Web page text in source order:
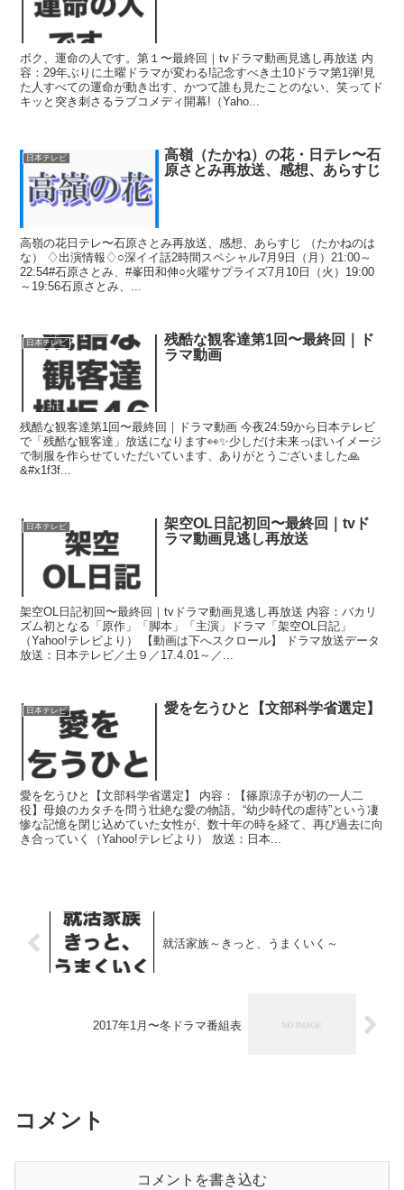
ボク、運命の人です。第１〜最終回｜tvドラマ動画見逃し再放送 内
容：29年ぶりに土曜ドラマが変わる!記念すべき土10ドラマ第1弾!見
た人すべての運命が動き出す、かつて誰も見たことのない、笑ってド
キッと突き刺さるラブコメディ開幕!（Yaho...
日本テレビ
高嶺（たかね）の花・日テレ〜石
原さとみ再放送、感想、あらすじ
高嶺の花日テレ〜石原さとみ再放送、感想、あらすじ （たかねのは
な） ♢出演情報♢○深イイ話2時間スペシャル7月9日（月）21:00～
22:54#石原さとみ、#峯田和伸○火曜サプライズ7月10日（火）19:00
～19:56石原さとみ、...
日本テレビ
残酷な観客達第1回〜最終回｜ド
ラマ動画
残酷な観客達第1回〜最終回｜ドラマ動画 今夜24:59から日本テレビ
で「残酷な観客達」放送になります👀✨少しだけ未来っぽいイメージ
で制服を作らせていただいています、ありがとうございました🙏
&#x1f3f...
日本テレビ
架空OL日記初回〜最終回｜tvド
ラマ動画見逃し再放送
架空OL日記初回〜最終回｜tvドラマ動画見逃し再放送 内容：バカリ
ズム初となる「原作」「脚本」「主演」ドラマ「架空OL日記」
（Yahoo!テレビより） 【動画は下へスクロール】 ドラマ放送データ
放送：日本テレビ／土９／17.4.01～／...
日本テレビ 愛を乞うひと【文部科学省選定】
愛を乞うひと【文部科学省選定】 内容：【篠原涼子が初の一人二
役】母娘のカタチを問う壮絶な愛の物語。“幼少時代の虐待”という凄
惨な記憶を閉じ込めていた女性が、数十年の時を経て、再び過去に向
き合っていく（Yahoo!テレビより） 放送：日本...
就活家族～きっと、うまくいく～
2017年1月〜冬ドラマ番組表
コメント
コメントを書き込む